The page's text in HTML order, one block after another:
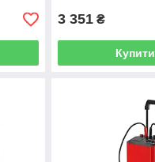
3 351 ₴
Купити